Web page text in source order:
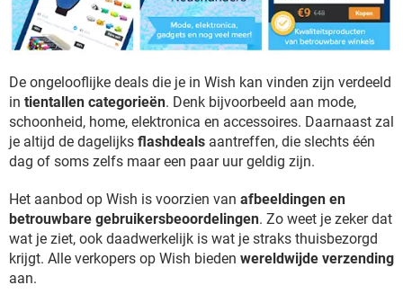
De ongelooflijke deals die je in Wish kan vinden zijn verdeeld
in tientallen categorieën. Denk bijvoorbeeld aan mode,
schoonheid, home, elektronica en accessoires. Daarnaast zal
je altijd de dagelijks flashdeals aantreffen, die slechts één
dag of soms zelfs maar een paar uur geldig zijn.
Het aanbod op Wish is voorzien van afbeeldingen en
betrouwbare gebruikersbeoordelingen. Zo weet je zeker dat
wat je ziet, ook daadwerkelijk is wat je straks thuisbezorgd
krijgt. Alle verkopers op Wish bieden wereldwijde verzending
aan.